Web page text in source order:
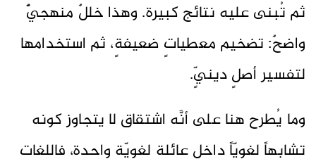
ثم تُبنى عليه نتائج كبيرة. وهذا خللٌ منهجيٌّ
واضحٌ: تضخيم معطياتٍ ضعيفةٍ، ثم استخدامها
لتفسير أصلٍ دينيٍّ.
وما يُطرح هنا على أنَّه اشتقاق لا يتجاوز كونه
تشابهاً لغويّاً داخل عائلةٍ لغويّةٍ واحدةٍ، فاللغات